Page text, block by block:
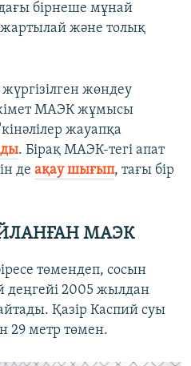
бірнеше мұнай
және толық
жөндеу
МАЭК жұмысы
жауапқа
. Бірақ МАЭК-тегі апат
де ақау шығып, тағы бір
МАЭК
төмендеп, сосын
деңгейі 2005 жылдан
Қазір Каспий суы
29 метр төмен.